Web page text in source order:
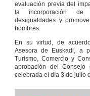
evaluación previa del
la incorporación de
desigualdades y
hombres.
En su virtud, de
Asesora de Euskadi, a
Turismo, Comercio y
aprobación del
celebrada el día 3 de julio